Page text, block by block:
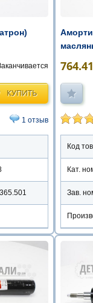
КУПИТЬ
1 отзыв
764.41
Код
Кат.
Зав.